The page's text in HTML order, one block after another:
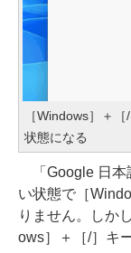
［Windows］＋
状態になる
「Google 日本
い状態で［
りません。しか
ows］＋［/］キ